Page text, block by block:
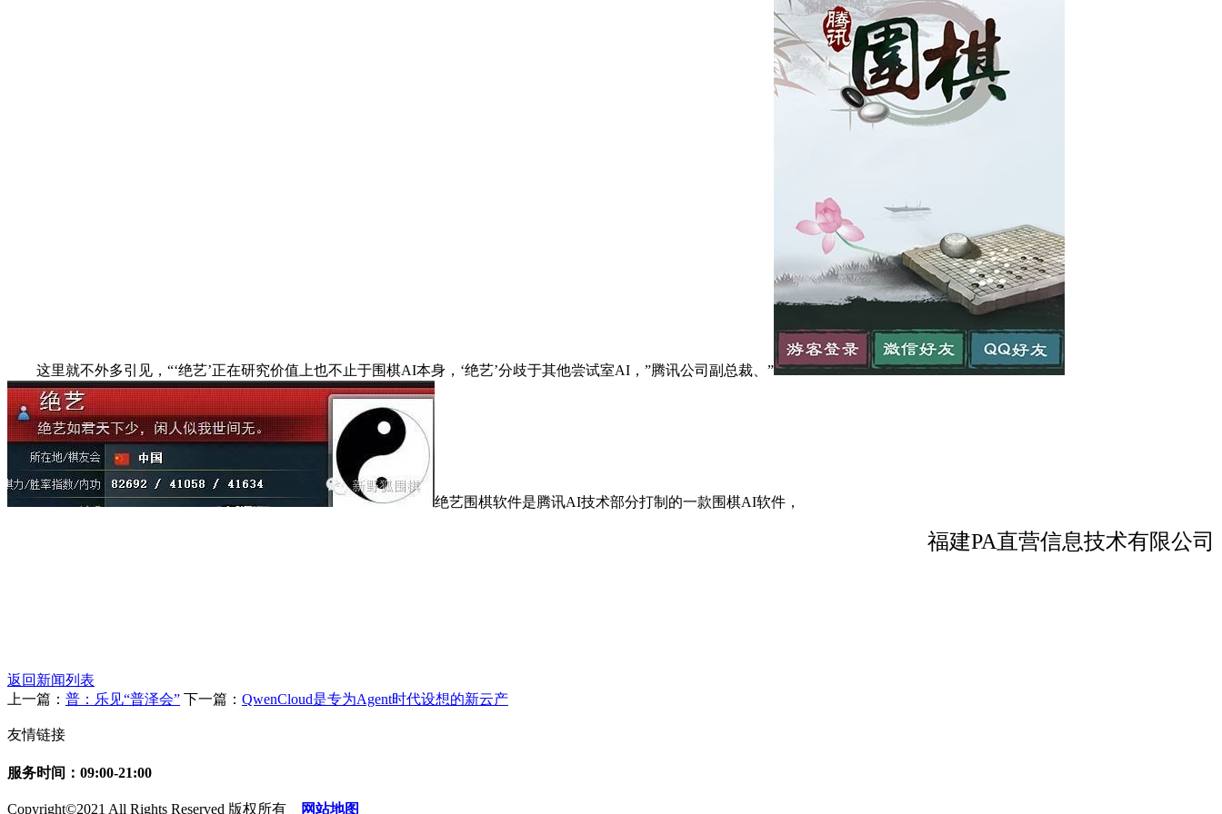
这里就不外多引见，“‘绝艺’正在研究价值上也不止于围棋AI本身，‘绝艺’分歧于其他尝试室AI，”腾讯公司副总裁、”
绝艺围棋软件是腾讯AI技术部分打制的一款围棋AI软件，
福建PA直营信息技术有限公司
返回新闻列表
上一篇： 普：乐见“普泽会” 下一篇： QwenCloud是专为Agent时代设想的新云产
友情链接
服务时间：09:00-21:00
Copyright©2021 All Rights Reserved 版权所有 网站地图